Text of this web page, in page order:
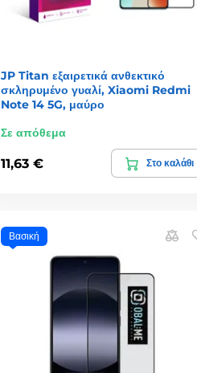
JP Titan εξαιρετικά ανθεκτικό
σκληρυμένο γυαλί, Xiaomi Redmi
Note 14 5G, μαύρο
Σε απόθεμα
11,63 € Στο καλάθι
Βασική